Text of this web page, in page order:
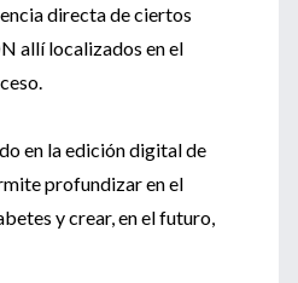
directa de ciertos
allí localizados en el
en la edición digital de
profundizar en el
y crear, en el futuro,